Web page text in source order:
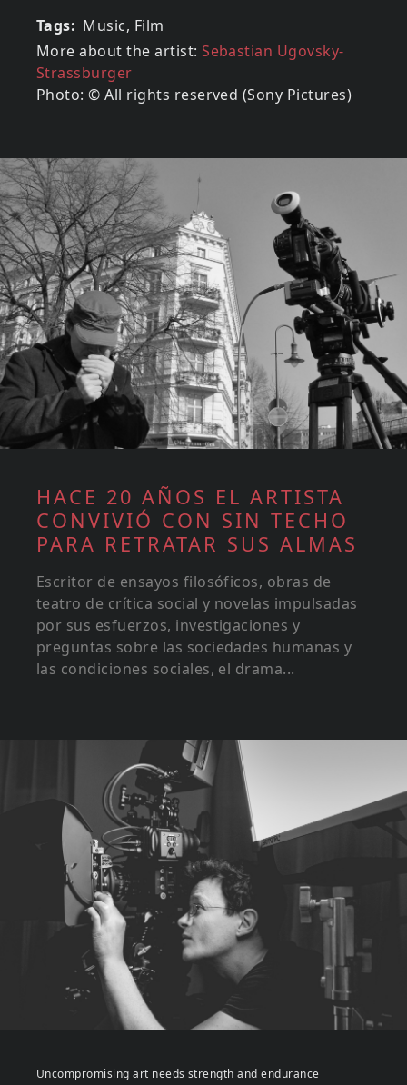
Tags
Music, Film
More about the artist:Sebastian Ugovsky-
Strassburger
Photo: © All rights reserved (Sony Pictures)
HACE 20 AÑOS EL ARTISTA
CONVIVIÓ CON SIN TECHO
PARA RETRATAR SUS ALMAS
Escritor de ensayos filosóficos, obras de
teatro de crítica social y novelas impulsadas
por sus esfuerzos, investigaciones y
preguntas sobre las sociedades humanas y
las condiciones sociales, el drama...
Uncompromising art needs strength and endurance